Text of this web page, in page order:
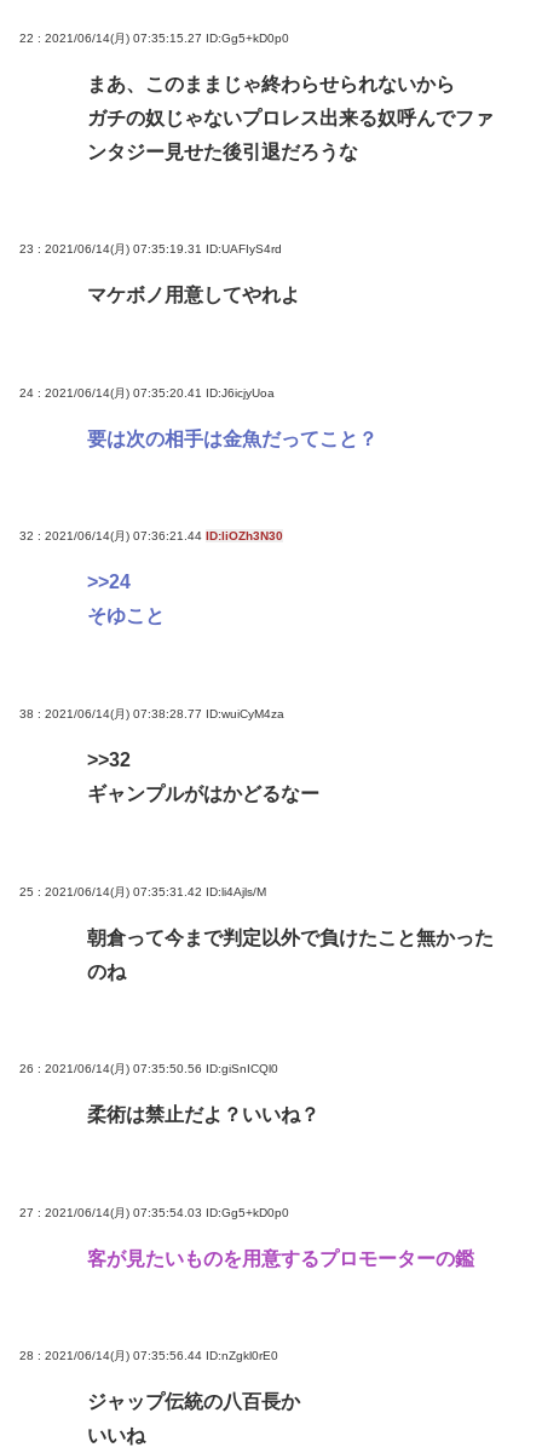
22 : 2021/06/14(月) 07:35:15.27 ID:Gg5+kD0p0
まあ、このままじゃ終わらせられないから
ガチの奴じゃないプロレス出来る奴呼んでファ
ンタジー見せた後引退だろうな
23 : 2021/06/14(月) 07:35:19.31 ID:UAFIyS4rd
マケボノ用意してやれよ
24 : 2021/06/14(月) 07:35:20.41 ID:J6icjyUoa
要は次の相手は金魚だってこと？
32 : 2021/06/14(月) 07:36:21.44 ID:liOZh3N30
>>24
そゆこと
38 : 2021/06/14(月) 07:38:28.77 ID:wuiCyM4za
>>32
ギャンプルがはかどるなー
25 : 2021/06/14(月) 07:35:31.42 ID:li4Ajls/M
朝倉って今まで判定以外で負けたこと無かった
のね
26 : 2021/06/14(月) 07:35:50.56 ID:giSnICQl0
柔術は禁止だよ？いいね？
27 : 2021/06/14(月) 07:35:54.03 ID:Gg5+kD0p0
客が見たいものを用意するプロモーターの鑑
28 : 2021/06/14(月) 07:35:56.44 ID:nZgkl0rE0
ジャップ伝統の八百長か
いいね